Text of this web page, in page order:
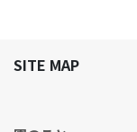
SITE MAP